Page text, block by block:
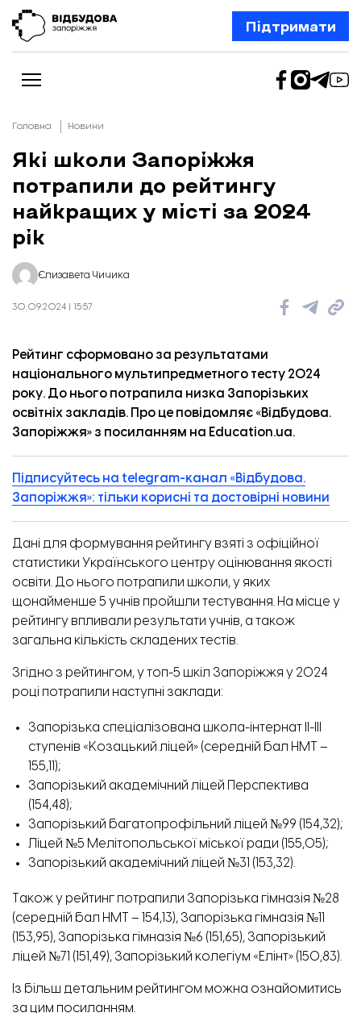
Підтримати
Новини
Відбудова Запоріжжя
Ексклюзив
Бізнес
Шлях додому
Колонки
Про нас
Редакційна політика
Головна Новини
Які школи Запоріжжя
потрапили до рейтингу
найкращих у місті за 2024
рік
Єлизавета Чичика
30.09.2024 | 15:57
Рейтинг сформовано за результатами
національного мультипредметного тесту 2024
року. До нього потрапила низка Запорізьких
освітніх закладів. Про це повідомляє «Відбудова.
Запоріжжя» з посиланням на Education.ua.
Підписуйтесь на telegram-канал «Відбудова.
Запоріжжя»: тільки корисні та достовірні новини
Дані для формування рейтингу взяті з офіційної
статистики Українського центру оцінювання якості
освіти. До нього потрапили школи, у яких
щонайменше 5 учнів пройшли тестування. На місце у
рейтингу впливали результати учнів, а також
загальна кількість складених тестів.
Згідно з рейтингом, у топ-5 шкіл Запоріжжя у 2024
році потрапили наступні заклади:
Запорізька спеціалізована школа-інтернат ІІ-ІІІ
ступенів «Козацький ліцей» (середній бал НМТ –
155,11);
Запорізький академічний ліцей Перспектива
(154,48);
Запорізький багатопрофільний ліцей №99 (154,32);
Ліцей №5 Мелітопольської міської ради (155,05);
Запорізький академічний ліцей №31 (153,32).
Також у рейтинг потрапили Запорізька гімназія №28
(середній бал НМТ – 154,13), Запорізька гімназія №11
(153,95), Запорізька гімназія №6 (151,65), Запорізький
ліцей №71 (151,49), Запорізький колегіум «Елінт» (150,83).
Із більш детальним рейтингом можна ознайомитись
за цим посиланням.